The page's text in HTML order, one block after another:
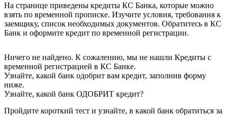
На странице приведены кредиты КС Банка, которые можно
взять по временной прописке. Изучите условия, требования к
заемщику, список необходимых документов. Обратитесь в КС
Банк и оформите кредит по временной регистрации.
Ничего не найдено. К сожалению, мы не нашли Кредиты с
временной регистрацией в КС Банке.
Узнайте, какой банк одобрит вам кредит, заполнив форму
ниже.
Узнайте, какой банк ОДОБРИТ кредит?
Пройдите короткий тест и узнайте, в какой банк обратиться за